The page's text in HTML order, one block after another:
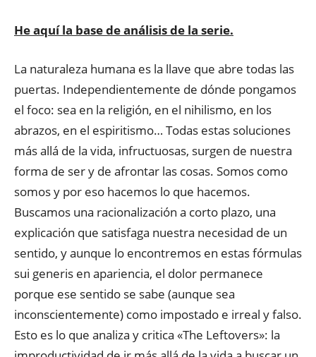
He aquí la base de análisis de la serie.
La naturaleza humana es la llave que abre todas las
puertas. Independientemente de dónde pongamos
el foco: sea en la religión, en el nihilismo, en los
abrazos, en el espiritismo… Todas estas soluciones
más allá de la vida, infructuosas, surgen de nuestra
forma de ser y de afrontar las cosas. Somos como
somos y por eso hacemos lo que hacemos.
Buscamos una racionalización a corto plazo, una
explicación que satisfaga nuestra necesidad de un
sentido, y aunque lo encontremos en estas fórmulas
sui generis en apariencia, el dolor permanece
porque ese sentido se sabe (aunque sea
inconscientemente) como impostado e irreal y falso.
Esto es lo que analiza y critica «The Leftovers»: la